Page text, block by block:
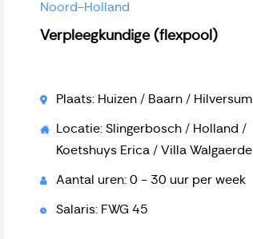
Noord-Holland
Verpleegkundige (flexpool)
Plaats: Huizen / Baarn / Hilversum
Locatie: Slingerbosch / Holland /
Koetshuys Erica / Villa Walgaerde
Aantal uren: 0 - 30 uur per week
Salaris: FWG 45